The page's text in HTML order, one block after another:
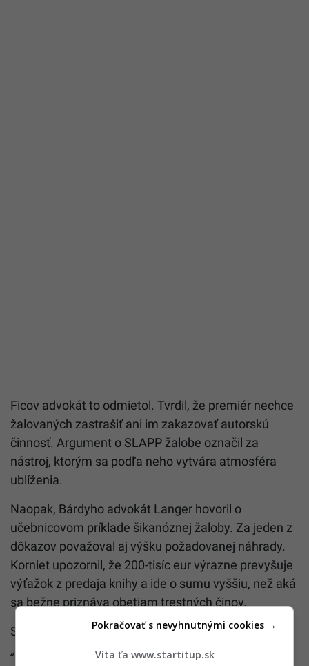
Ficov advokát to odmietol. Tvrdil, že premiér nechce
žalovaných zastrašiť ani im zakazovať autorskú
činnosť. Argument o SLAPP žalobe označil za
nástroj, ktorým sa podľa neho vytvára atmosféra
ublíženia.
Naopak, Bárdyho advokát Langer hovoril o
učebnicovom príklade šikanóznej žaloby. Za jeden z
dôkazov považoval aj výšku požadovanej náhrady.
Korniet upozornil, že 200-tisíc eur výrazne prevyšuje
výťažok z predaja knihy a ide o sumu vyššiu, než aká
sa bežne priznáva obetiam trestných činov.
Sudkyňa napokon označila požadovanú sumu za
„neprimeranú a premrštenú“. Rozhodnutie tak
Víta ťa www.startitup.sk
Pokračovať s nevyhnutnými cookies →